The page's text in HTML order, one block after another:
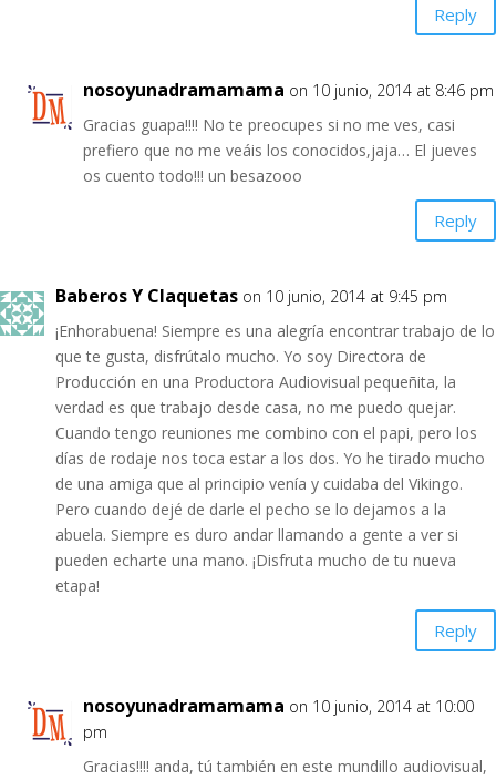
Reply
nosoyunadramamama on 10 junio, 2014 at 8:46 pm
Gracias guapa!!!! No te preocupes si no me ves, casi
prefiero que no me veáis los conocidos,jaja… El jueves
os cuento todo!!! un besazooo
Reply
Baberos Y Claquetas on 10 junio, 2014 at 9:45 pm
¡Enhorabuena! Siempre es una alegría encontrar trabajo de lo
que te gusta, disfrútalo mucho. Yo soy Directora de
Producción en una Productora Audiovisual pequeñita, la
verdad es que trabajo desde casa, no me puedo quejar.
Cuando tengo reuniones me combino con el papi, pero los
días de rodaje nos toca estar a los dos. Yo he tirado mucho
de una amiga que al principio venía y cuidaba del Vikingo.
Pero cuando dejé de darle el pecho se lo dejamos a la
abuela. Siempre es duro andar llamando a gente a ver si
pueden echarte una mano. ¡Disfruta mucho de tu nueva
etapa!
Reply
nosoyunadramamama on 10 junio, 2014 at 10:00
pm
Gracias!!!! anda, tú también en este mundillo audiovisual,